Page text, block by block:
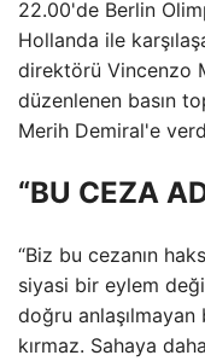
22.00'de Berlin
Hollanda ile
direktörü Vincenzo
düzenlenen basın
Merih Demiral'e
“BU CEZA
“Biz bu cezanın
siyasi bir eylem
doğru
kırmaz. Sahaya